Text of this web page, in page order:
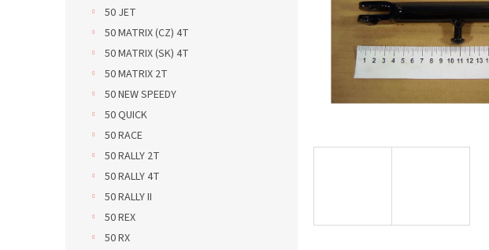
50 JET
50 MATRIX (CZ) 4T
50 MATRIX (SK) 4T
50 MATRIX 2T
50 NEW SPEEDY
50 QUICK
50 RACE
50 RALLY 2T
50 RALLY 4T
50 RALLY II
50 REX
50 RX